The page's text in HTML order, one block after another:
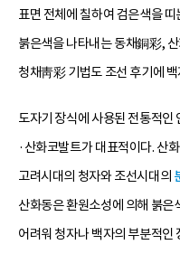
표면 전체에 칠하여 검은색을
붉은색을 나타내는 동채銅彩,
청채靑彩 기법도 조선 후기에
도자기 장식에 사용된 전통적
·산화코발트가 대표적이다. 산
고려시대의 청자와 조선시대의
산화동은 환원소성에 의해 붉은
어려워 청자나 백자의 부분적인